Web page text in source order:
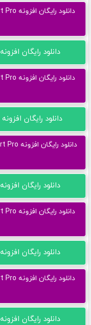
دانلود رایگان افزونه WP All Import Pro نسخه 4.9.4
دانلود رایگان افزونه WP All Import Pro نسخه 4.8.10
دانلود رایگان افزونه WP All Import Pro نسخه 4.8.8
دانلود رایگان افزونه WP All Import Pro نسخه 4.8.8
دانلود رایگان افزونه WP All Import Pro نسخه 4.8.7